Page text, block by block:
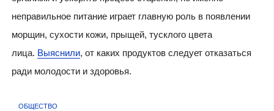
неправильное питание играет главную роль в появлении
морщин, сухости кожи, прыщей, тусклого цвета
лица. Выяснили, от каких продуктов следует отказаться
ради молодости и здоровья.
ОБЩЕСТВО